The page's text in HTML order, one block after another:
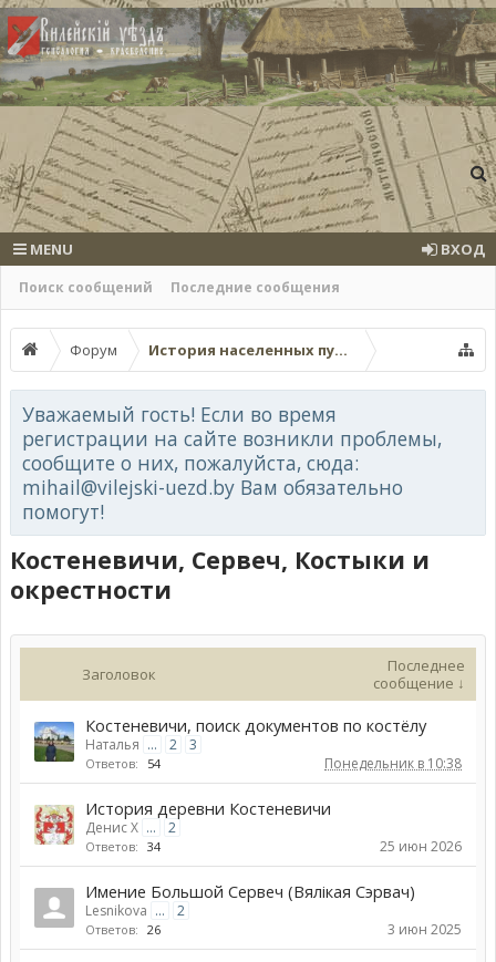
Поиск сообщений Последние сообщения
MENU ВХОД
Форум История населенных пунктов Вилейского
Уважаемый гость! Если во время
регистрации на сайте возникли проблемы,
сообщите о них, пожалуйста, сюда:
mihail@vilejski-uezd.by Вам обязательно
помогут!
Костеневичи, Сервеч, Костыки и
окрестности
Заголовок
Последнее
сообщение ↓
Костеневичи, поиск документов по костёлу
Наталья ... 2 3
Ответов: 54 Понедельник в 10:38
История деревни Костеневичи
Денис Х ... 2
Ответов: 34 25 июн 2026
Имение Большой Сервеч (Вялікая Сэрвач)
Lesnikova ... 2
Ответов: 26 3 июн 2025